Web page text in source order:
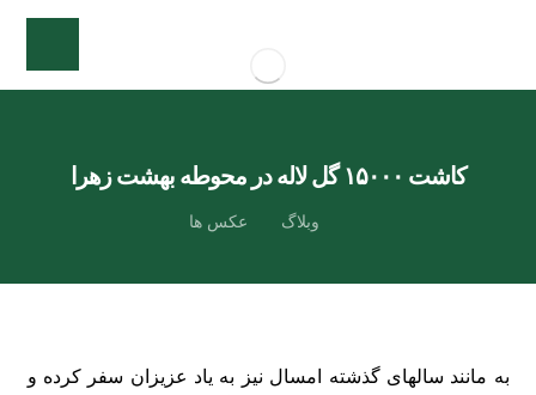
کاشت ۱۵۰۰۰ گل لاله در محوطه بهشت زهرا
وبلاگ عکس ها
به مانند سالهای گذشته امسال نیز به یاد عزیزان سفر کرده و